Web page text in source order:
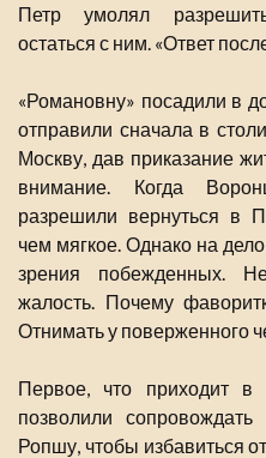
Петр умолял
остаться с ним. «Ответ
«Романовну» посадили в
отправили сначала в
Москву, дав приказание
внимание. Когда
разрешили вернуться в
чем мягкое. Однако на
зрения побежденных.
жалость. Почему
Отнимать у поверженного
Первое, что приходит
позволили
Ропшу, чтобы избавиться